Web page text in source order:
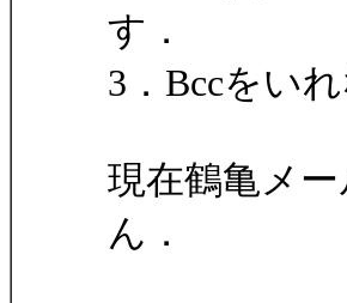
す．
3．Bccをい
現在鶴亀メ
ん．